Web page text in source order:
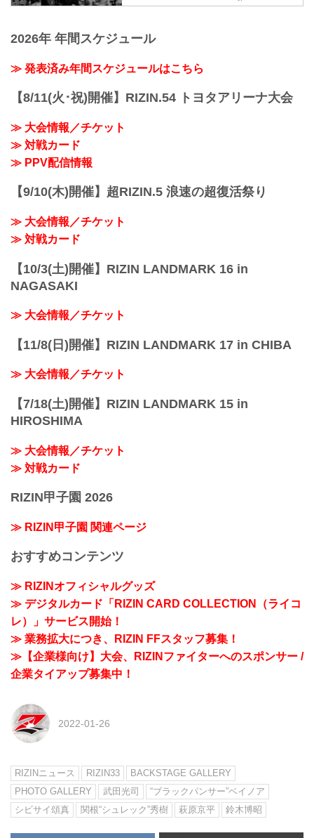
パク・シウ3
第11試合...
youtu.be
（LOSE）朝倉海 vs. 扇久保博正（WIN）
≫ 試合結果詳細
ルト・サトシ...
イジン ファイティング フェデレーショ
いきます。
2026年 年間スケジュール
≫ 発表済み年間スケジュールはこちら
【8/11(火･祝)開催】RIZIN.54 トヨタアリーナ大会
≫ 大会情報／チケット
≫ 対戦カード
≫ PPV配信情報
【9/10(木)開催】超RIZIN.5 浪速の超復活祭り
≫ 大会情報／チケット
≫ 対戦カード
【10/3(土)開催】RIZIN LANDMARK 16 in
NAGASAKI
≫ 大会情報／チケット
【11/8(日)開催】RIZIN LANDMARK 17 in CHIBA
≫ 大会情報／チケット
【7/18(土)開催】RIZIN LANDMARK 15 in
HIROSHIMA
≫ 大会情報／チケット
≫ 対戦カード
RIZIN甲子園 2026
≫ RIZIN甲子園 関連ページ
おすすめコンテンツ
≫ RIZINオフィシャルグッズ
≫ デジタルカード「RIZIN CARD COLLECTION（ライコ
レ）」サービス開始！
≫ 業務拡大につき、RIZIN FFスタッフ募集！
≫【企業様向け】大会、RIZINファイターへのスポンサー /
企業タイアップ募集中！
2022-01-26
RIZINニュース RIZIN33
BACKSTAGE GALLERY
PHOTO GALLERY
武田光司
“ブラックパンサー”ベイノア
シビサイ頌真
関根“シュレック”秀樹 萩原京平 鈴木博昭